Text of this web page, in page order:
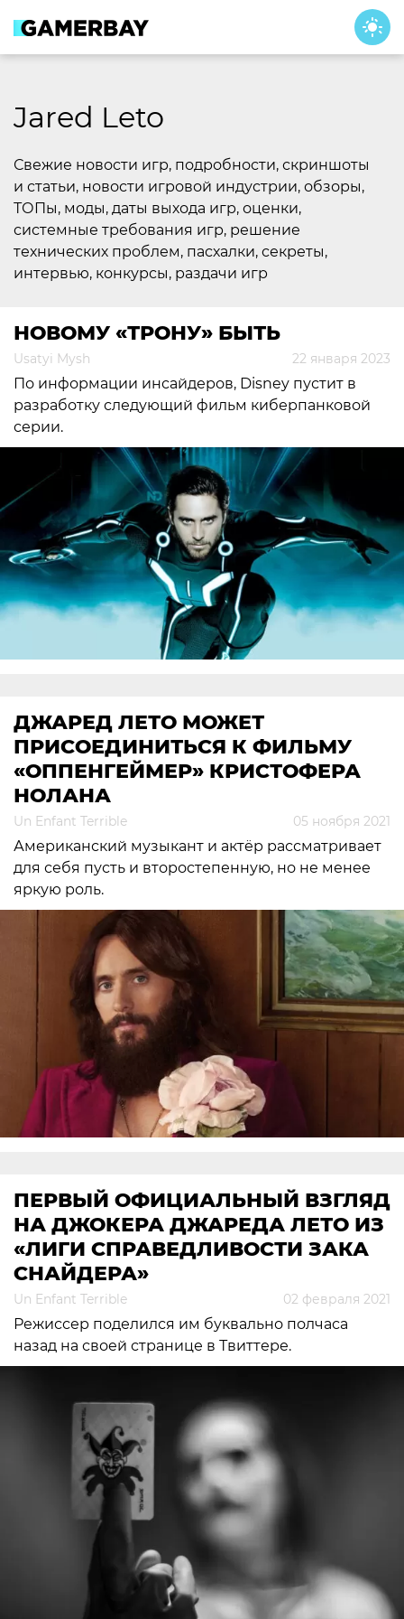
content
Jared Leto
Свежие новости игр, подробности, скриншоты
и статьи, новости игровой индустрии, обзоры,
ТОПы, моды, даты выхода игр, оценки,
системные требования игр, решение
технических проблем, пасхалки, секреты,
интервью, конкурсы, раздачи игр
НОВОМУ «ТРОНУ» БЫТЬ
Usatyi Mysh 22 января 2023
По информации инсайдеров, Disney пустит в
разработку следующий фильм киберпанковой
серии.
ДЖАРЕД ЛЕТО МОЖЕТ
ПРИСОЕДИНИТЬСЯ К ФИЛЬМУ
«ОППЕНГЕЙМЕР» КРИСТОФЕРА
НОЛАНА
Un Enfant Terrible 05 ноября 2021
Американский музыкант и актёр рассматривает
для себя пусть и второстепенную, но не менее
яркую роль.
ПЕРВЫЙ ОФИЦИАЛЬНЫЙ ВЗГЛЯД
НА ДЖОКЕРА ДЖАРЕДА ЛЕТО ИЗ
«ЛИГИ СПРАВЕДЛИВОСТИ ЗАКА
СНАЙДЕРА»
Un Enfant Terrible 02 февраля 2021
Режиссер поделился им буквально полчаса
назад на своей странице в Твиттере.